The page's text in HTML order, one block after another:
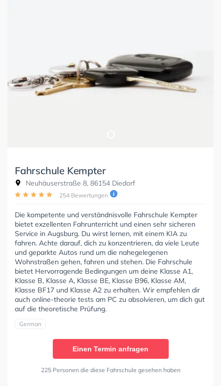
Fahrschule Kempter
Neuhäuserstraße 8, 86154 Diedorf
254 Bewertungen
Die kompetente und verständnisvolle Fahrschule Kempter
bietet exzellenten Fahrunterricht und einen sehr sicheren
Service in Augsburg. Du wirst lernen, mit einem KIA zu
fahren. Achte darauf, dich zu konzentrieren, da viele Leute
und geparkte Autos rund um die nahegelegenen
Wohnstraßen gehen, fahren und stehen. Die Fahrschule
bietet Hervorragende Bedingungen um deine Klasse A1,
Klasse B, Klasse A, Klasse BE, Klasse B96, Klasse AM,
Klasse BF17 und Klasse A2 zu erhalten. Wir empfehlen dir
auch online-theorie tests am PC zu absolvieren, um dich gut
auf die theoretische Prüfung.
German
Einen Termin anfragen
225 Personen die diese Fahrschule gesehen haben